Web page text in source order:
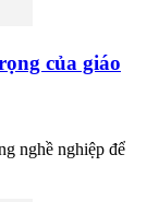
của giáo
nghề nghiệp để